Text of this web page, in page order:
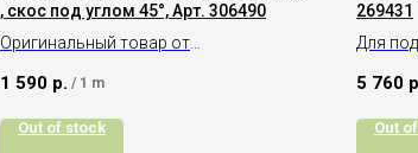
, скос под углом 45°, Арт. 306490
Оригинальный товар от
1 590 р. / 1 m
Out of stock
269431
Для
5 760
Out